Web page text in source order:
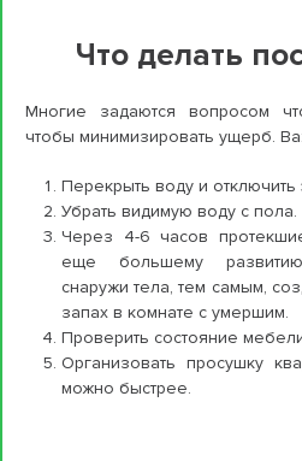
Что делать
Многие задаются вопросом
чтобы минимизировать ущерб.
Перекрыть воду и отключить
Убрать видимую воду с пола.
Через 4-6 часов
еще большему развитию
снаружи тела, тем самым,
запах в комнате с умершим.
Проверить состояние
Организовать просушку
можно быстрее.